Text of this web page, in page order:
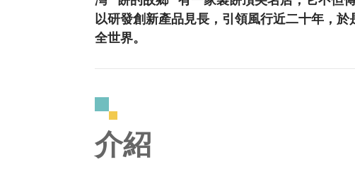
以研發創新產品見長，引領風行近二十年，
全世界。
介紹